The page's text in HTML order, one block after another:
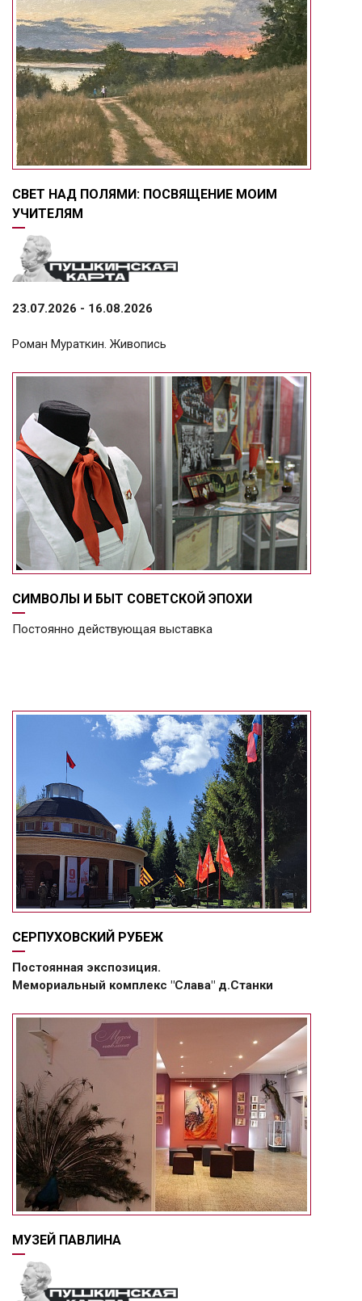
СВЕТ НАД ПОЛЯМИ: ПОСВЯЩЕНИЕ МОИМ
УЧИТЕЛЯМ
23.07.2026 - 16.08.2026
Роман Мураткин. Живопись
СИМВОЛЫ И БЫТ СОВЕТСКОЙ ЭПОХИ
Постоянно действующая выставка
СЕРПУХОВСКИЙ РУБЕЖ
Постоянная экспозиция.
Мемориальный комплекс "Слава" д.Станки
МУЗЕЙ ПАВЛИНА